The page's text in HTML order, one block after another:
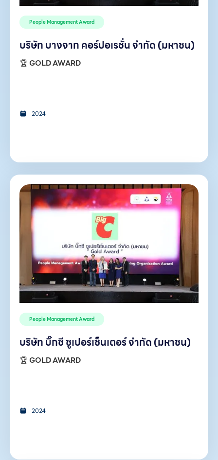
People Management Award
บริษัท บางจาก คอร์ปอเรชั่น จำกัด (มหาชน)
🏆GOLD AWARD
2024
People Management Award
บริษัท บิ๊กซี ซูเปอร์เซ็นเตอร์ จำกัด (มหาชน)
🏆GOLD AWARD
2024